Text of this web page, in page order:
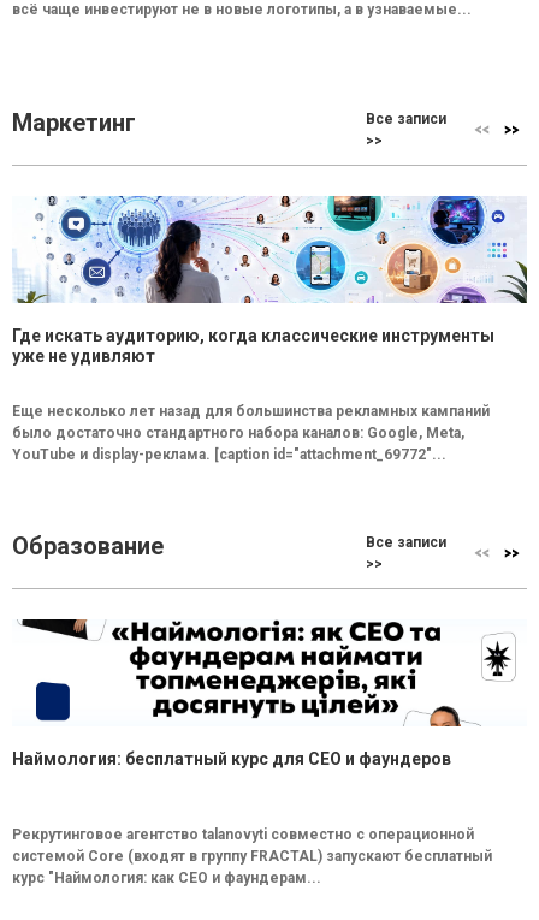
всё чаще инвестируют не в новые логотипы, а в узнаваемые...
Маркетинг
Все записи
>>
Где искать аудиторию, когда классические инструменты
уже не удивляют
Еще несколько лет назад для большинства рекламных кампаний
было достаточно стандартного набора каналов: Google, Meta,
YouTube и display-реклама. [caption id="attachment_69772"...
Образование
Все записи
>>
Наймология: бесплатный курс для CEO и фаундеров
Рекрутинговое агентство talanovyti совместно с операционной
системой Core (входят в группу FRACTAL) запускают бесплатный
курс "Наймология: как СEO и фаундерам...